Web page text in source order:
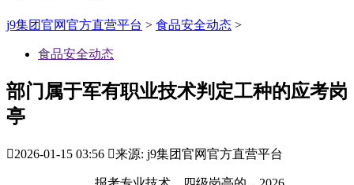
j9集团官网官方直营平台 > 食品安全动态 >
食品安全动态
部门属于军有职业技术判定工种的应考岗
亭
2026-01-15 03:56 来源: j9集团官网官方直营平台